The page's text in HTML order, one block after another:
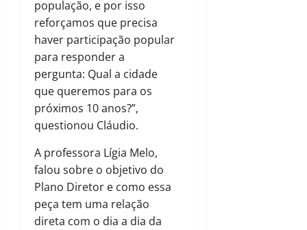
população, e por isso
reforçamos que precisa
haver participação popular
para responder a
pergunta: Qual a cidade
que queremos para os
próximos 10 anos?”,
questionou Cláudio.
A professora Lígia Melo,
falou sobre o objetivo do
Plano Diretor e como essa
peça tem uma relação
direta com o dia a dia da